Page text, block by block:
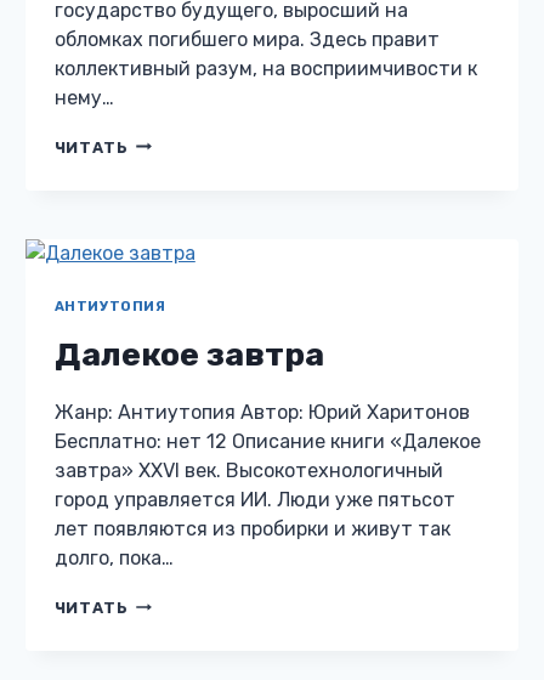
государство будущего, выросший на
обломках погибшего мира. Здесь правит
коллективный разум, на восприимчивости к
нему…
ЧИТАТЬ КОНКОРДИЯ
АНТИУТОПИЯ
Далекое завтра
Жанр: Антиутопия Автор: Юрий Харитонов
Бесплатно: нет 12 Описание книги «Далекое
завтра» XXVI век. Высокотехнологичный
город управляется ИИ. Люди уже пятьсот
лет появляются из пробирки и живут так
долго, пока…
ЧИТАТЬ ДАЛЕКОЕ